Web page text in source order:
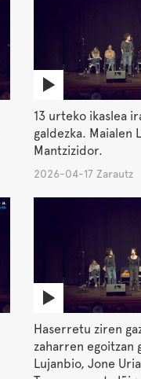
13 urteko ikaslea
galdezka. Maialen
Mantzizidor.
2026-04-17 Zarautz
Haserretu ziren
zaharren egoitzan
Lujanbio, Jone